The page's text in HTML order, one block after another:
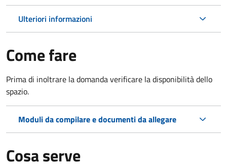
Ulteriori informazioni
Come fare
Prima di inoltrare la domanda verificare la disponibilità dello
spazio.
Moduli da compilare e documenti da allegare
Cosa serve